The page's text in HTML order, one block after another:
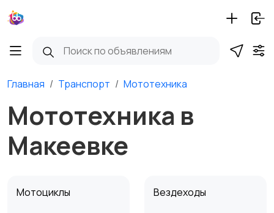
Главная Транспорт Мототехника
Мототехника в
Макеевке
Мотоциклы Вездеходы